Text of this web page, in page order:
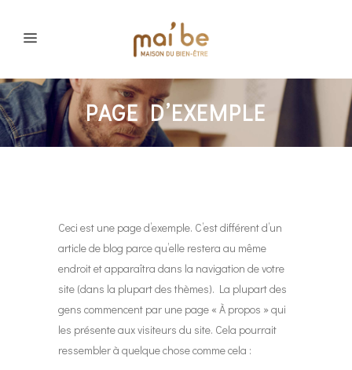
PAGE D’EXEMPLE
Ceci est une page d’exemple. C’est différent d’un
article de blog parce qu’elle restera au même
endroit et apparaîtra dans la navigation de votre
site (dans la plupart des thèmes). La plupart des
gens commencent par une page « À propos » qui
les présente aux visiteurs du site. Cela pourrait
ressembler à quelque chose comme cela :